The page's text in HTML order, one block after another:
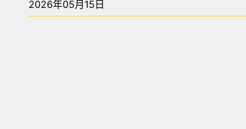
2026年05月15日